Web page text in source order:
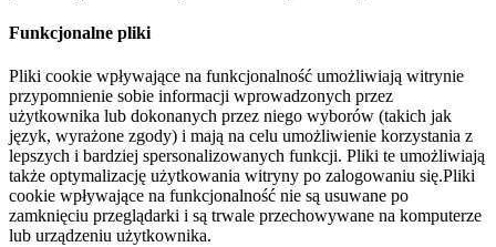
Funkcjonalne pliki
Pliki cookie wpływające na funkcjonalność umożliwiają witrynie
przypomnienie sobie informacji wprowadzonych przez
użytkownika lub dokonanych przez niego wyborów (takich jak
język, wyrażone zgody) i mają na celu umożliwienie korzystania z
lepszych i bardziej spersonalizowanych funkcji. Pliki te umożliwiają
także optymalizację użytkowania witryny po zalogowaniu się.Pliki
cookie wpływające na funkcjonalność nie są usuwane po
zamknięciu przeglądarki i są trwale przechowywane na komputerze
lub urządzeniu użytkownika.